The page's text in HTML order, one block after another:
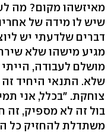
מאיזשהו מקום? מה
שיש לו מידה של
דברים שלדעתי יש
מגיע מישהו שלא
מושלם לעבודה,
שלא. התנאי היחיד
צוחקת. "בכלל, אני
בול זה לא מספיק, זה
משתדלת להחזיק כל